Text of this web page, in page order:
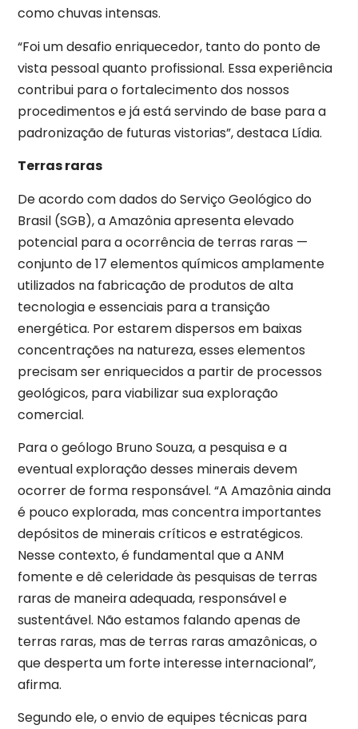
como chuvas intensas.
“Foi um desafio enriquecedor, tanto do ponto de
vista pessoal quanto profissional. Essa experiência
contribui para o fortalecimento dos nossos
procedimentos e já está servindo de base para a
padronização de futuras vistorias”, destaca Lídia.
Terras raras
De acordo com dados do Serviço Geológico do
Brasil (SGB), a Amazônia apresenta elevado
potencial para a ocorrência de terras raras —
conjunto de 17 elementos químicos amplamente
utilizados na fabricação de produtos de alta
tecnologia e essenciais para a transição
energética. Por estarem dispersos em baixas
concentrações na natureza, esses elementos
precisam ser enriquecidos a partir de processos
geológicos, para viabilizar sua exploração
comercial.
Para o geólogo Bruno Souza, a pesquisa e a
eventual exploração desses minerais devem
ocorrer de forma responsável. “A Amazônia ainda
é pouco explorada, mas concentra importantes
depósitos de minerais críticos e estratégicos.
Nesse contexto, é fundamental que a ANM
fomente e dê celeridade às pesquisas de terras
raras de maneira adequada, responsável e
sustentável. Não estamos falando apenas de
terras raras, mas de terras raras amazônicas, o
que desperta um forte interesse internacional”,
afirma.
Segundo ele, o envio de equipes técnicas para